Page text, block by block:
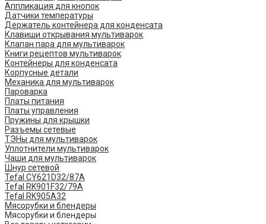
Аппликация для кнопок
Датчики температуры
Держатель контейнера для конденсата
Клавиши открывания мультиварок
Клапан пара для мультиварок
Книги рецептов мультиварок
Контейнеры для конденсата
Корпусные детали
Механика для мультиварок
Пароварка
Платы питания
Платы управления
Пружины для крышки
Разъемы сетевые
ТЭНы для мультиварок
Уплотнители мультиварок
Чаши для мультиварок
Шнур сетевой
Tefal CY621D32/87A
Tefal RK901F32/79A
Tefal RK905A32
Мясорубки и блендеры
Мясорубки и блендеры